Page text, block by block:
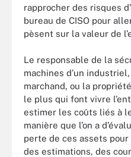
rapprocher des risques
bureau de CISO pour
pèsent sur la valeur de
Le responsable de la
machines d’un
marchand, ou la
le plus qui font vivre
estimer les coûts liés à
manière que l’on a
perte de ces assets
des estimations, des